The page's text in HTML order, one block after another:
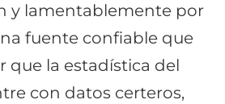
y lamentablemente por
fuente confiable que
que la estadística del
con datos certeros,